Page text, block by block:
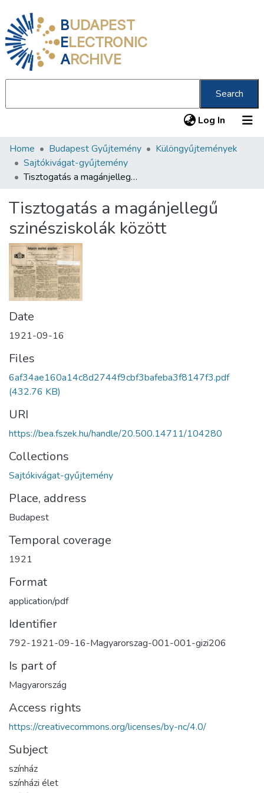
BUDAPEST
ELECTRONIC
ARCHIVE
Search
Log In (current)
Communities & Collections
All of DSpace
About us
Home Budapest Gyűjtemény
Különgyűjtemények
Sajtókivágat-gyűjtemény
Tisztogatás a magánjellegű szinésziskolák között
Tisztogatás a magánjellegű
szinésziskolák között
Date
1921-09-16
Files
6af34ae160a14c8d2744f9cbf3bafeba3f8147f3.pdf
(432.76 KB)
URI
https://bea.fszek.hu/handle/20.500.14711/104280
Collections
Sajtókivágat-gyűjtemény
Place, address
Budapest
Temporal coverage
1921
Format
application/pdf
Identifier
792-1921-09-16-Magyarorszag-001-001-gizi206
Is part of
Magyarország
Access rights
https://creativecommons.org/licenses/by-nc/4.0/
Subject
színház
színházi élet